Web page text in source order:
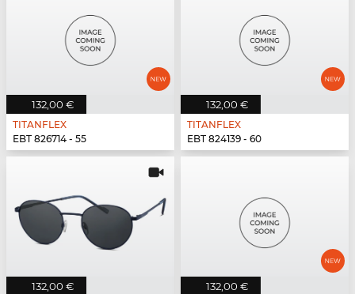
132,00 €
TITANFLEX
EBT 826714 - 55
132,00 €
TITANFLEX
EBT 824139 - 60
132,00 € 132,00 €